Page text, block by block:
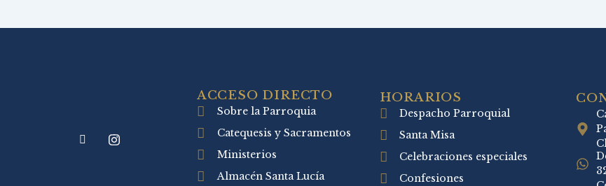
ACCESO DIRECTO
Sobre la Parroquia
Catequesis y Sacramentos
Ministerios
Almacén Santa Lucía
HORARIOS
Despacho Parroquial
Santa Misa
Celebraciones especiales
Confesiones